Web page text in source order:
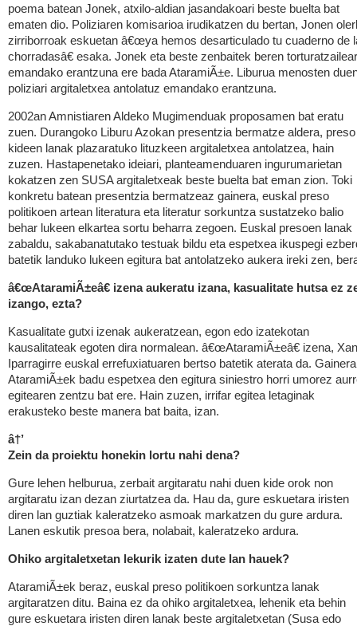
poema batean Jonek, atxilo-aldian jasandakoari beste buelta bat
ematen dio. Poliziaren komisarioa irudikatzen du bertan, Jonen
zirriborroak eskuetan â€œya hemos desarticulado tu cuaderno de
chorradasâ€ esaka. Jonek eta beste zenbaitek beren
emandako erantzuna ere bada AtaramiÃ±e. Liburua menosten
poliziari argitaletxea antolatuz emandako erantzuna.
2002an Amnistiaren Aldeko Mugimenduak proposamen bat eratu
zuen. Durangoko Liburu Azokan presentzia bermatze aldera, preso
kideen lanak plazaratuko lituzkeen argitaletxea antolatzea, hain
zuzen. Hastapenetako ideiari, planteamenduaren ingurumarietan
kokatzen zen SUSA argitaletxeak beste buelta bat eman zion. Toki
konkretu batean presentzia bermatzeaz gainera, euskal preso
politikoen artean literatura eta literatur sorkuntza sustatzeko balio
behar lukeen elkartea sortu beharra zegoen. Euskal presoen lanak
zabaldu, sakabanatutako testuak bildu eta espetxea ikuspegi
batetik landuko lukeen egitura bat antolatzeko aukera ireki zen,
â€œAtaramiÃ±eâ€ izena aukeratu izana, kasualitate hutsa ez
izango, ezta?
Kasualitate gutxi izenak aukeratzean, egon edo izatekotan
kausalitateak egoten dira normalean. â€œAtaramiÃ±eâ€ izena,
Iparragirre euskal errefuxiatuaren bertso batetik aterata da.
AtaramiÃ±ek badu espetxea den egitura siniestro horri umorez
egitearen zentzu bat ere. Hain zuzen, irrifar egitea letaginak
erakusteko beste manera bat baita, izan.
â†’
Zein da proiektu honekin lortu nahi dena?
Gure lehen helburua, zerbait argitaratu nahi duen kide orok non
argitaratu izan dezan ziurtatzea da. Hau da, gure eskuetara iristen
diren lan guztiak kaleratzeko asmoak markatzen du gure ardura.
Lanen eskutik presoa bera, nolabait, kaleratzeko ardura.
Ohiko argitaletxetan lekurik izaten dute lan hauek?
AtaramiÃ±ek beraz, euskal preso politikoen sorkuntza lanak
argitaratzen ditu. Baina ez da ohiko argitaletxea, lehenik eta behin
gure eskuetara iristen diren lanak beste argitaletxetan (Susa edo